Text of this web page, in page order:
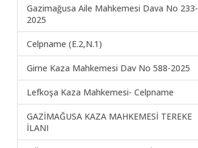
Gazimağusa Aile Mahkemesi Dava No 233-
2025
Celpname (E.2,N.1)
Girne Kaza Mahkemesi Dav No 588-2025
Lefkoşa Kaza Mahkemesi- Celpname
GAZİMAĞUSA KAZA MAHKEMESİ TEREKE
İLANI